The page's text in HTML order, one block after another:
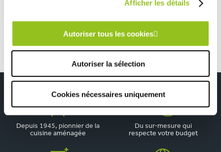
Afficher les détails
Autoriser tous les cookies
Autoriser la sélection
Cookies nécessaires uniquement
Depuis 1945, pionnier de la
cuisine aménagée
Du sur-mesure qui
respecte votre budget